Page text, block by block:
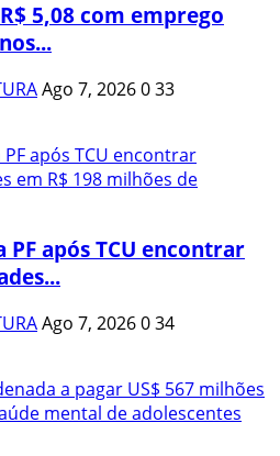
5,08 com emprego
Ago 7, 2026033
PF após TCU encontrar
Ago 7, 2026034